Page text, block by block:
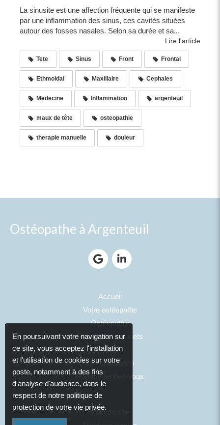
La sinusite est une affection fréquente qui se manifeste
par une inflammation des sinus, ces cavités situées
autour des fosses nasales. Selon sa durée et sa...
Lire l'article
Tete Sinus Front Frontal
Ethmoidal Maxillaire Cephales
Medecine Inflammation argenteuil
maux de tête osteopathie
therapie manuelle douleur
Ostéopathe à Argenteuil
Accueil
Votre ostéopathe
Ostéopathie
Photos des cabinets
Tarifs
La consultation
Prendre rendez-vous
Plan du site
En poursuivant votre navigation sur
ce site, vous acceptez l'installation
et l'utilisation de cookies sur votre
poste, notamment à des fins
d'analyse d'audience, dans le
respect de notre politique de
protection de votre vie privée.